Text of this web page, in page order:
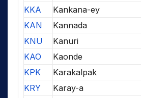
KKA
Kankana-ey
KAN
Kannada
KNU
Kanuri
KAO
Kaonde
KPK
Karakalpak
KRY
Karay-a